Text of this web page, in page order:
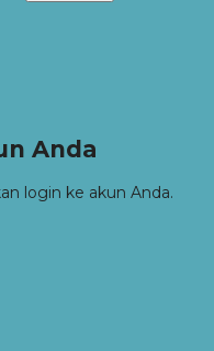
Anda
login ke akun Anda.